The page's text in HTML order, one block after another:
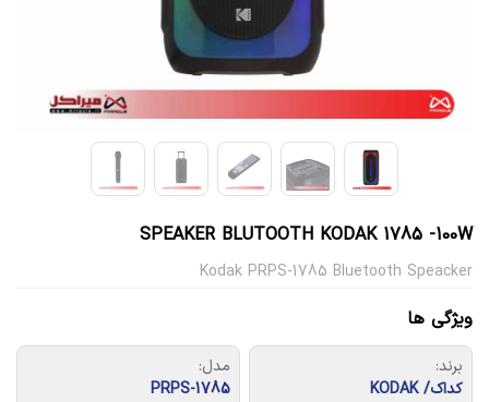
SPEAKER BLUTOOTH KODAK 1785 -100W
Kodak PRPS-1785 Bluetooth Speacker
ویژگی ها
برند:
کداک/ KODAK
مدل:
PRPS-1785